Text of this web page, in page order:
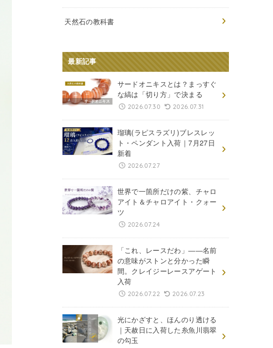
天然石の教科書
最新記事
サードオニキスとは？まっすぐ
な縞は「切り方」で決まる
2026.07.30 2026.07.31
瑠璃(ラピスラズリ)ブレスレッ
ト・ペンダント入荷｜7月27日
新着
2026.07.27
世界で一箇所だけの紫、チャロ
アイト＆チャロアイト・クォー
ツ
2026.07.24
「これ、レースだわ」――名前
の意味がストンと分かった瞬
間。クレイジーレースアゲート
入荷
2026.07.22 2026.07.23
光にかざすと、ほんのり透ける
｜天赦日に入荷した糸魚川翡翠
の勾玉